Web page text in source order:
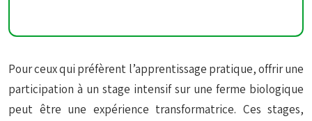
Pour ceux qui préfèrent l’apprentissage pratique, offrir une
participation à un stage intensif sur une ferme biologique
peut être une expérience transformatrice. Ces stages,